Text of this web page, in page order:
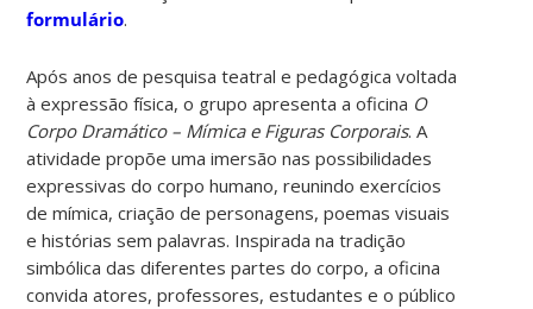
formulário.
Após anos de pesquisa teatral e pedagógica voltada
à expressão física, o grupo apresenta a oficina O
Corpo Dramático – Mímica e Figuras Corporais. A
atividade propõe uma imersão nas possibilidades
expressivas do corpo humano, reunindo exercícios
de mímica, criação de personagens, poemas visuais
e histórias sem palavras. Inspirada na tradição
simbólica das diferentes partes do corpo, a oficina
convida atores, professores, estudantes e o público